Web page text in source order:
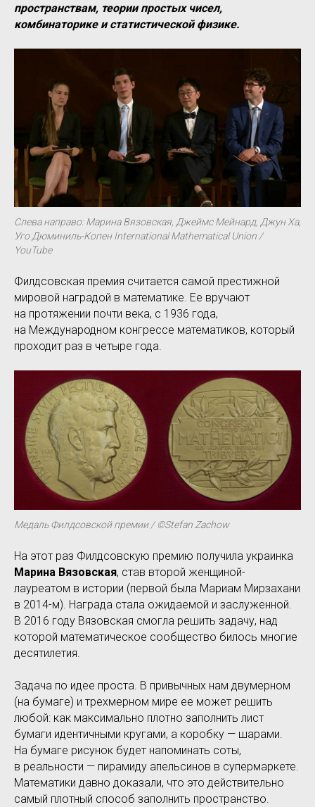
пространствам, теории простых чисел,
комбинаторике и статистической физике.
Cлева направо: Марина Вязовская, Джеймс Мейнард, Джун Ха,
Уго Дюминиль-Копен International Mathematical Union /
YouTube
Филдсовская премия считается самой престижной
мировой наградой в математике. Ее вручают
на протяжении почти века, с 1936 года,
на Международном конгрессе математиков, который
проходит раз в четыре года.
Медаль Филдсовской премии / ©Stefan Zachow
На этот раз Филдсовскую премию получила украинка
Марина Вязовская, став второй женщиной-
лауреатом в истории (первой была Мариам Мирзахани
в 2014-м). Награда стала ожидаемой и заслуженной.
В 2016 году Вязовская смогла решить задачу, над
которой математическое сообщество билось многие
десятилетия.
Задача по идее проста. В привычных нам двумерном
(на бумаге) и трехмерном мире ее может решить
любой: как максимально плотно заполнить лист
бумаги идентичными кругами, а коробку — шарами.
На бумаге рисунок будет напоминать соты,
в реальности — пирамиду апельсинов в супермаркете.
Математики давно доказали, что это действительно
самый плотный способ заполнить пространство.